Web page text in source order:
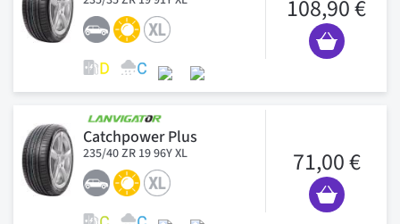
108,90 €
Catchpower Plus
235/40 ZR 19 96Y XL 71,00 €